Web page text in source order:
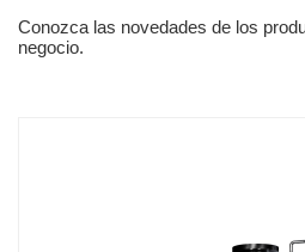
Conozca las novedades de los
negocio.